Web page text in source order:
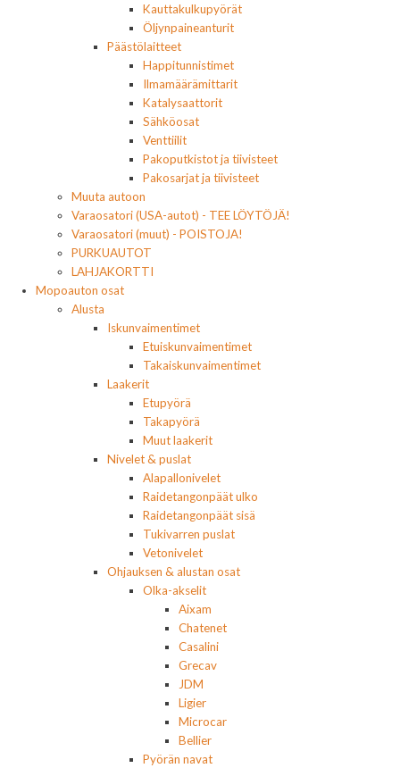
Kauttakulkupyörät
Öljynpaineanturit
Päästölaitteet
Happitunnistimet
Ilmamäärämittarit
Katalysaattorit
Sähköosat
Venttiilit
Pakoputkistot ja tiivisteet
Pakosarjat ja tiivisteet
Muuta autoon
Varaosatori (USA-autot) - TEE LÖYTÖJÄ!
Varaosatori (muut) - POISTOJA!
PURKUAUTOT
LAHJAKORTTI
Mopoauton osat
Alusta
Iskunvaimentimet
Etuiskunvaimentimet
Takaiskunvaimentimet
Laakerit
Etupyörä
Takapyörä
Muut laakerit
Nivelet & puslat
Alapallonivelet
Raidetangonpäät ulko
Raidetangonpäät sisä
Tukivarren puslat
Vetonivelet
Ohjauksen & alustan osat
Olka-akselit
Aixam
Chatenet
Casalini
Grecav
JDM
Ligier
Microcar
Bellier
Pyörän navat